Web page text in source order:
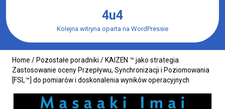
content
4u4
Kolejna witryna oparta na WordPressie
Home / Pozostałe poradniki / KAIZEN ™ jako strategia.
Zastosowanie oceny Przepływu, Synchronizacji i Poziomowania
[FSL™] do pomiarów i doskonalenia wyników operacyjnych